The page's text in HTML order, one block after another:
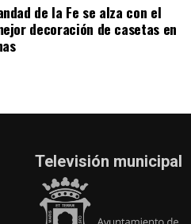
de la Fe se alza con el
decoración de casetas en
Televisión municipal